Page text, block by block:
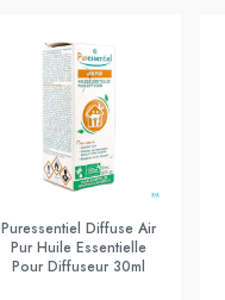
Puressentiel Diffuse Air
Pur Huile Essentielle
Pour Diffuseur 30ml